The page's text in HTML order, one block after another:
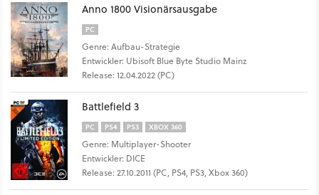
Anno 1800 Visionärsausgabe
PC
Genre: Aufbau-Strategie
Entwickler: Ubisoft Blue Byte Studio Mainz
Release: 12.04.2022 (PC)
Battlefield 3
PC PS4 PS3 XBOX 360
Genre: Multiplayer-Shooter
Entwickler: DICE
Release: 27.10.2011 (PC, PS4, PS3, Xbox 360)